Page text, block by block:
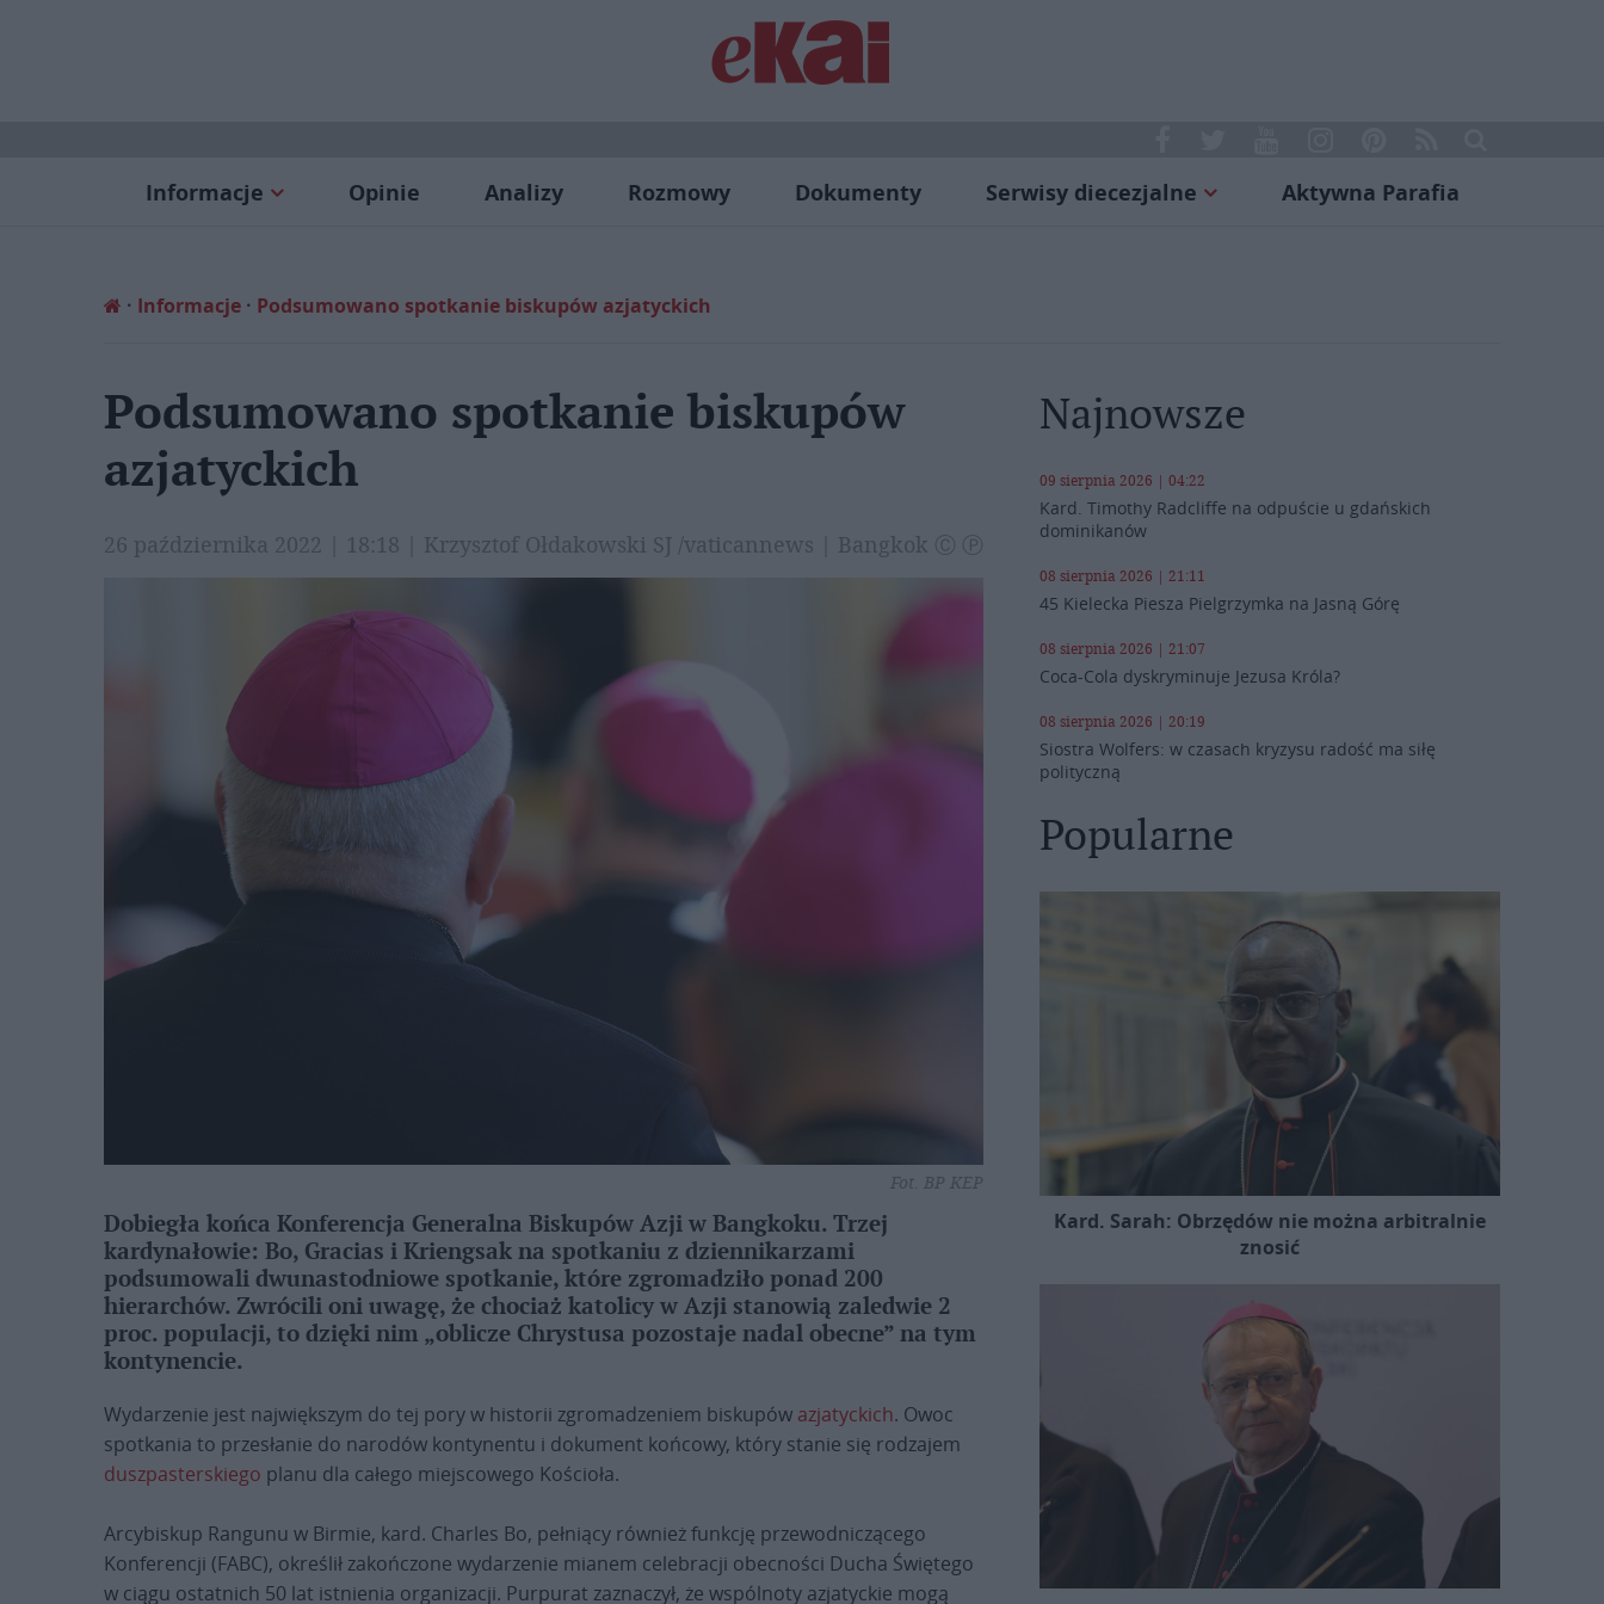
Informacje Opinie Analizy Rozmowy Dokumenty Serwisy diecezjalne Aktywna Parafia
Informacje Podsumowano spotkanie biskupów azjatyckich
Podsumowano spotkanie biskupów
azjatyckich
26 października 2022 | 18:18 | Krzysztof Ołdakowski SJ /vaticannews | Bangkok Ⓒ Ⓟ
Fot. BP KEP
Dobiegła końca Konferencja Generalna Biskupów Azji w Bangkoku. Trzej
kardynałowie: Bo, Gracias i Kriengsak na spotkaniu z dziennikarzami
podsumowali dwunastodniowe spotkanie, które zgromadziło ponad 200
hierarchów. Zwrócili oni uwagę, że chociaż katolicy w Azji stanowią zaledwie 2
proc. populacji, to dzięki nim „oblicze Chrystusa pozostaje nadal obecne” na tym
kontynencie.
Wydarzenie jest największym do tej pory w historii zgromadzeniem biskupów azjatyckich. Owoc
spotkania to przesłanie do narodów kontynentu i dokument końcowy, który stanie się rodzajem
duszpasterskiego planu dla całego miejscowego Kościoła.
Arcybiskup Rangunu w Birmie, kard. Charles Bo, pełniący również funkcję przewodniczącego
Konferencji (FABC), określił zakończone wydarzenie mianem celebracji obecności Ducha Świętego
w ciągu ostatnich 50 lat istnienia organizacji. Purpurat zaznaczył, że wspólnoty azjatyckie mogą
Najnowsze
09 sierpnia 2026 | 04:22
Kard. Timothy Radcliffe na odpuście u gdańskich
dominikanów
08 sierpnia 2026 | 21:11
45 Kielecka Piesza Pielgrzymka na Jasną Górę
08 sierpnia 2026 | 21:07
Coca-Cola dyskryminuje Jezusa Króla?
08 sierpnia 2026 | 20:19
Siostra Wolfers: w czasach kryzysu radość ma siłę
polityczną
Popularne
Kard. Sarah: Obrzędów nie można arbitralnie
znosić